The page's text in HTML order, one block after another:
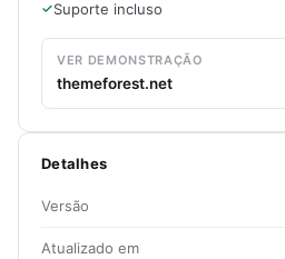
Suporte incluso
VER DEMONSTRAÇÃO
themeforest.net
Detalhes
Versão
Atualizado em